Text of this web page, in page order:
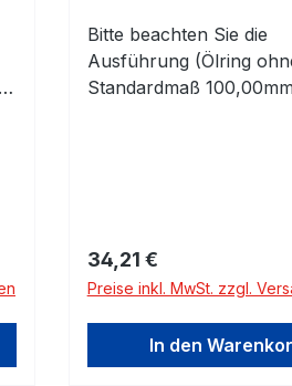
Bitte beachten Sie die
Ausführung (Ölring
Standardmaß
Regulärer Preis:
34,21 €
Preise inkl. MwSt. zzgl.
In den